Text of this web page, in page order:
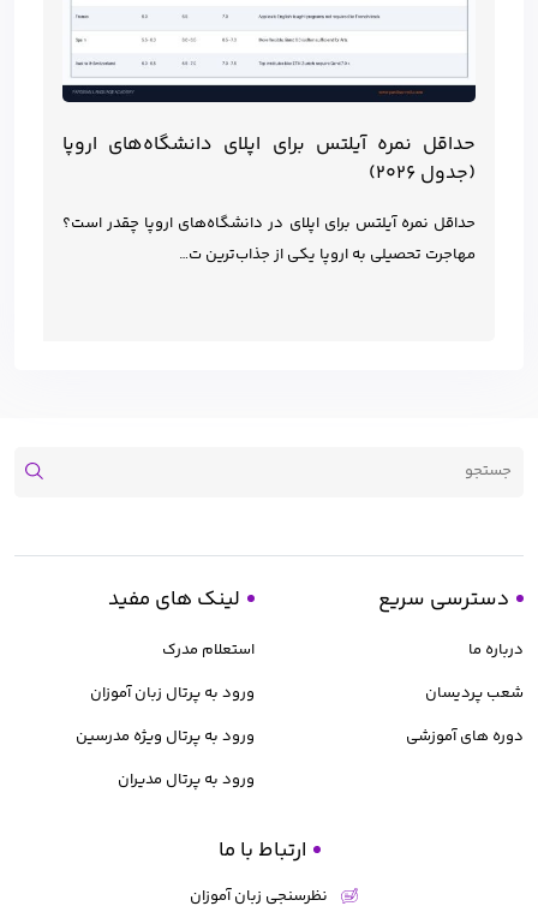
حداقل نمره آیلتس برای اپلای دانشگاه‌های اروپا
(جدول ۲۰۲۶)
حداقل نمره آیلتس برای اپلای در دانشگاه‌های اروپا چقدر است؟
مهاجرت تحصیلی به اروپا یکی از جذاب‌ترین ت…
دسترسی سریع
درباره ما
شعب پردیسان
دوره های آموزشی
لینک های مفید
استعلام مدرک
ورود به پرتال زبان آموزان
ورود به پرتال ویژه مدرسین
ورود به پرتال مدیران
ارتباط با ما
نظرسنجی زبان آموزان